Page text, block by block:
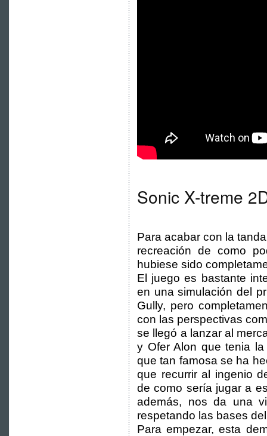
Sonic X-treme
Para acabar con la
recreación de como
hubiese sido
El juego es bastante
en una simulación del
Gully, pero
con las perspectivas
se llegó a lanzar al
y Ofer Alon que tenia
que tan famosa se ha
que recurrir al ingenio
de como sería jugar a
además, nos da una
respetando las bases
Para empezar, esta